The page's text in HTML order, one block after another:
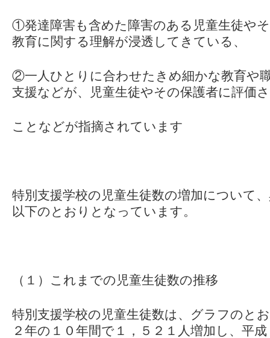
①発達障害も含めた障害のある児童生徒や
教育に関する理解が浸透してきている、
②一人ひとりに合わせたきめ細かな教育や
支援などが、児童生徒やその保護者に評価
ことなどが指摘されています
特別支援学校の児童生徒数の増加について
以下のとおりとなっています。
（１）これまでの児童生徒数の推移
特別支援学校の児童生徒数は、グラフのと
２年の１０年間で１，５２１人増加し、平